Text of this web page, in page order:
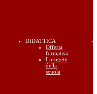
DIDATTICA
Offerta
formativa
I progetti
della
scuola